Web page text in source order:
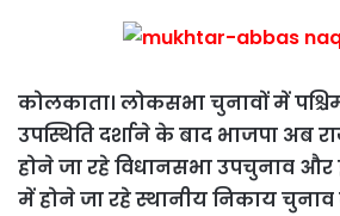
कोलकाता। लोकसभा चुनावों में
उपस्थिति दर्शाने के बाद भाजपा अब
होने जा रहे विधानसभा उपचुनाव
में होने जा रहे स्थानीय निकाय चुनाव